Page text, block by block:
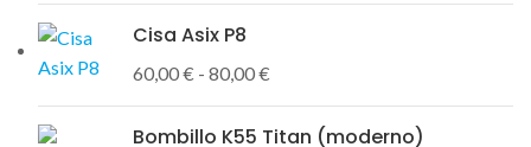
Cisa Asix P8
60,00€ - 80,00€
Bombillo K55 Titan (moderno)